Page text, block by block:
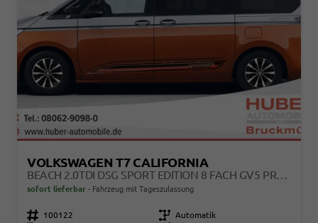
VOLKSWAGEN T7 CALIFORNIA
BEACH 2.0TDI DSG SPORT EDITION 8 FACH GV5 PREMIUM+
sofort lieferbar Fahrzeug mit Tageszulassung
Fahrzeugnr. 100122 Getriebe Automatik